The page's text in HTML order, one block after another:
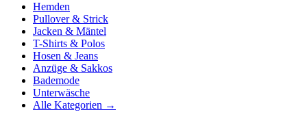
Hemden
Pullover & Strick
Jacken & Mäntel
T-Shirts & Polos
Hosen & Jeans
Anzüge & Sakkos
Bademode
Unterwäsche
Alle Kategorien →